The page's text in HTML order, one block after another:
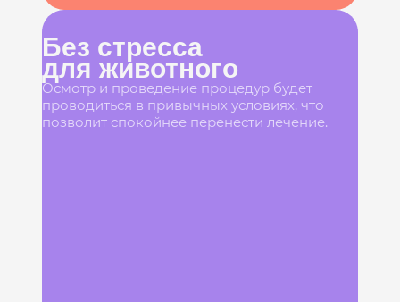
Без стресса
для животного
Осмотр и проведение процедур будет
проводиться в привычных условиях, что
позволит спокойнее перенести лечение.